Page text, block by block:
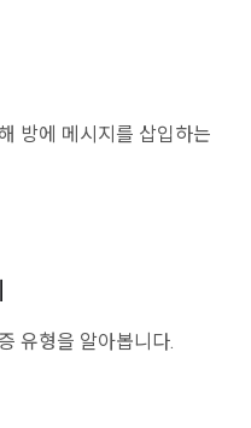
방에 메시지를 삽입하는
유형을 알아봅니다.